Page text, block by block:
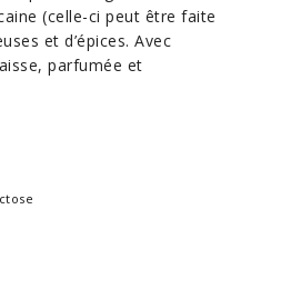
(celle-ci peut être faite
et d’épices. Avec
parfumée et